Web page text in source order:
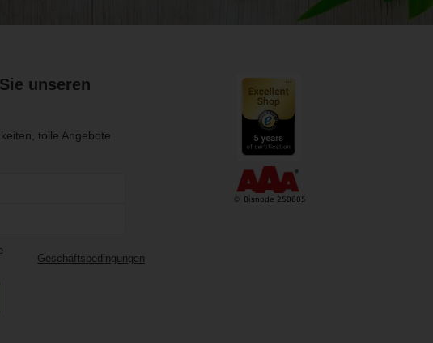
unseren
tolle Angebote
Geschäftsbedingungen